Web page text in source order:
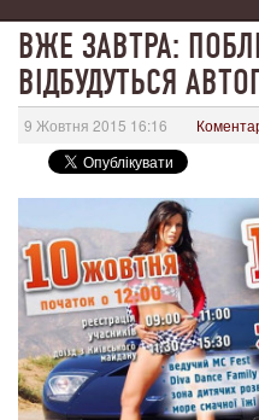
ВЖЕ ЗАВТРА:
ВІДБУДУТЬСЯ
9 Жовтня 2015 16:16